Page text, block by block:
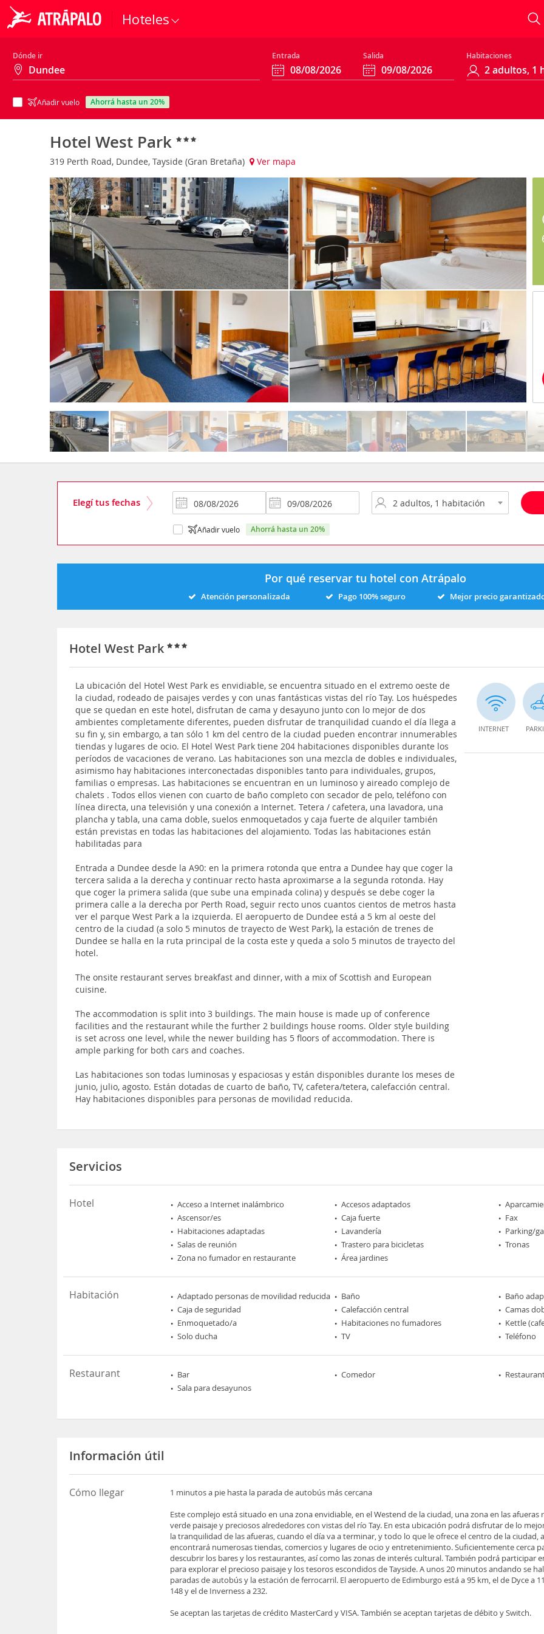
Hoteles
Dónde ir Entrada Salida Habitaciones
Añadir vuelo ahorrá hasta un 20%
Hotel West Park
319 Perth Road, Dundee, Tayside (Gran Bretaña) Ver mapa
Elegí tus fechas
Añadir vuelo ahorrá hasta un 20%
Por qué reservar tu hotel con Atrápalo
Atención personalizada Pago 100% seguro Mejor precio
Hotel West Park
La ubicación del Hotel West Park es envidiable, se encuentra situado en el extremo oeste de
la ciudad, rodeado de paisajes verdes y con unas fantásticas vistas del río Tay. Los huéspedes
que se quedan en este hotel, disfrutan de cama y desayuno junto con lo mejor de dos
ambientes completamente diferentes, pueden disfrutar de tranquilidad cuando el día llega a
su fin y, sin embargo, a tan sólo 1 km del centro de la ciudad pueden encontrar innumerables
tiendas y lugares de ocio. El Hotel West Park tiene 204 habitaciones disponibles durante los
períodos de vacaciones de verano. Las habitaciones son una mezcla de dobles e individuales,
asimismo hay habitaciones interconectadas disponibles tanto para individuales, grupos,
familias o empresas. Las habitaciones se encuentran en un luminoso y aireado complejo de
chalets . Todos ellos vienen con cuarto de baño completo con secador de pelo, teléfono con
línea directa, una televisión y una conexión a Internet. Tetera / cafetera, una lavadora, una
plancha y tabla, una cama doble, suelos enmoquetados y caja fuerte de alquiler también
están previstas en todas las habitaciones del alojamiento. Todas las habitaciones están
habilitadas para
Entrada a Dundee desde la A90: en la primera rotonda que entra a Dundee hay que coger la
tercera salida a la derecha y continuar recto hasta aproximarse a la segunda rotonda. Hay
que coger la primera salida (que sube una empinada colina) y después se debe coger la
primera calle a la derecha por Perth Road, seguir recto unos cuantos cientos de metros hasta
ver el parque West Park a la izquierda. El aeropuerto de Dundee está a 5 km al oeste del
centro de la ciudad (a solo 5 minutos de trayecto de West Park), la estación de trenes de
Dundee se halla en la ruta principal de la costa este y queda a solo 5 minutos de trayecto del
hotel.
The onsite restaurant serves breakfast and dinner, with a mix of Scottish and European
cuisine.
The accommodation is split into 3 buildings. The main house is made up of conference
facilities and the restaurant while the further 2 buildings house rooms. Older style building
is set across one level, while the newer building has 5 floors of accommodation. There is
ample parking for both cars and coaches.
Las habitaciones son todas luminosas y espaciosas y están disponibles durante los meses de
junio, julio, agosto. Están dotadas de cuarto de baño, TV, cafetera/tetera, calefacción central.
Hay habitaciones disponibles para personas de movilidad reducida.
INTERNET
Servicios
Hotel Acceso a Internet inalámbrico Accesos adaptados
Ascensor/es
Caja fuerte
Fax
Habitaciones adaptadas
Lavandería
Parking/
Salas de reunión
Trastero para bicicletas
Tronas
Zona no fumador en restaurante
Área jardines
Habitación Adaptado personas de movilidad reducida Baño
Baño
Caja de seguridad
Calefacción central
Camas
Enmoquetado/a
Habitaciones no fumadores
Kettle
Solo ducha
TV Teléfono
Restaurant Bar Comedor
Sala para desayunos
Información útil
Cómo llegar
1 minutos a pie hasta la parada de autobús más cercana
Este complejo está situado en una zona envidiable, en el Westend de la ciudad, una zona en las afueras
verde paisaje y preciosos alrededores con vistas del río Tay. En esta ubicación podrá disfrutar de lo
la tranquilidad de las afueras, cuando el día va a terminar, y todo lo que le ofrece el centro de la ciudad,
encontrará numerosas tiendas, comercios y lugares de ocio y entretenimiento. Suficientemente cerca
descubrir los bares y los restaurantes, así como las zonas de interés cultural. También podrá participar
para explorar el precioso paisaje y los tesoros escondidos de Tayside. A unos 20 minutos andando se
paradas de autobús y la estación de ferrocarril. El aeropuerto de Edimburgo está a 95 km, el de Dyce a
148 y el de Inverness a 232.
Se aceptan las tarjetas de crédito MasterCard y VISA. También se aceptan tarjetas de débito y Switch.